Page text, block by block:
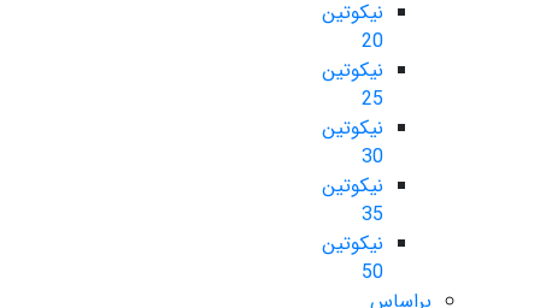
نیکوتین
20
نیکوتین
25
نیکوتین
30
نیکوتین
35
نیکوتین
50
براساس